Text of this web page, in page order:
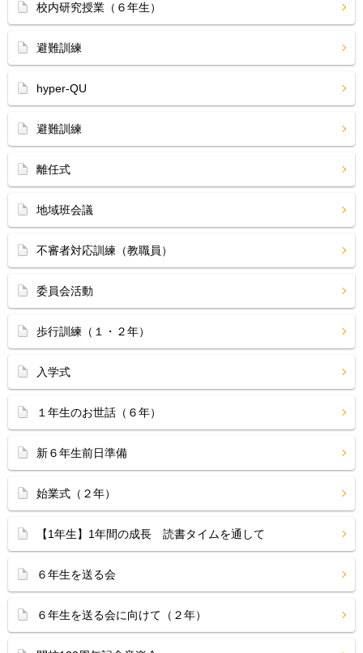
校内研究授業（６年生）
避難訓練
hyper-QU
避難訓練
離任式
地域班会議
不審者対応訓練（教職員）
委員会活動
歩行訓練（１・２年）
入学式
１年生のお世話（６年）
新６年生前日準備
始業式（２年）
【1年生】1年間の成長 読書タイムを通して
６年生を送る会
６年生を送る会に向けて（２年）